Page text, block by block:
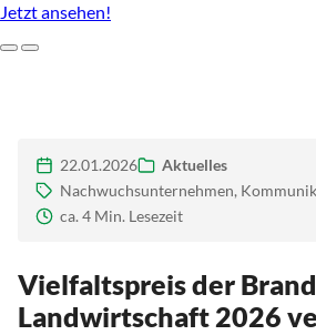
Jetzt ansehen!
ZurückWeiter
22.01.2026
Aktuelles
Nachwuchsunternehmen,
ca. 4 Min. Lesezeit
Vielfaltspreis der
Landwirtschaft 2026